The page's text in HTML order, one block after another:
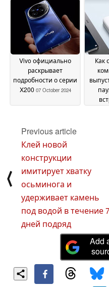
улучшения не за
горами
11 October 2024
Vivo официально
раскрывает
подробности о серии
X200 07 October 2024
Как
⟨
Previous article
Клей новой
конструкции
имитирует хватку
осьминога и
удерживает камень
под водой в течение
дней подряд
Add